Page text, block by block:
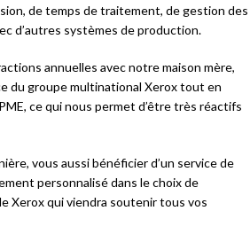
de temps de traitement, de gestion des
d’autres systèmes de production.
annuelles avec notre maison mère,
du groupe multinational Xerox tout en
ce qui nous permet d’être très réactifs
vous aussi bénéficier d’un service de
personnalisé dans le choix de
Xerox qui viendra soutenir tous vos